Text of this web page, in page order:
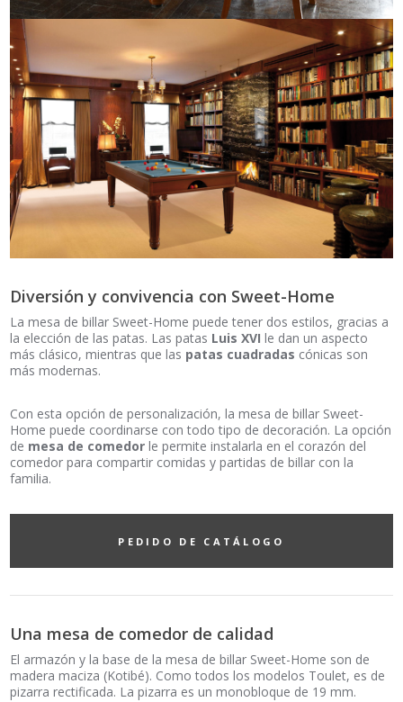
Diversión y convivencia con Sweet-Home
La mesa de billar Sweet-Home puede tener dos estilos, gracias a
la elección de las patas. Las patas Luis XVI le dan un aspecto
más clásico, mientras que las patas cuadradas cónicas son
más modernas.
Con esta opción de personalización, la mesa de billar Sweet-
Home puede coordinarse con todo tipo de decoración. La opción
de mesa de comedor le permite instalarla en el corazón del
comedor para compartir comidas y partidas de billar con la
familia.
PEDIDO DE CATÁLOGO
Una mesa de comedor de calidad
El armazón y la base de la mesa de billar Sweet-Home son de
madera maciza (Kotibé). Como todos los modelos Toulet, es de
pizarra rectificada. La pizarra es un monobloque de 19 mm.